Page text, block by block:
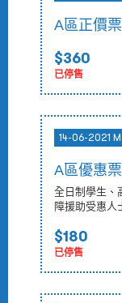
A區正價票
$360
已停售
14-06-2021
A區優惠票
全日制學生、
障援助受惠人
$180
已停售